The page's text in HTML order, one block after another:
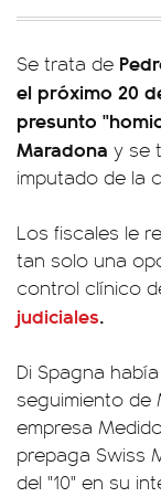
Se trata de
el próximo 20
presunto
Maradona y se
imputado de la
Los fiscales le
tan solo una
control clínico
judiciales.
Di Spagna
seguimiento de
empresa
prepaga Swiss
del "10" en su